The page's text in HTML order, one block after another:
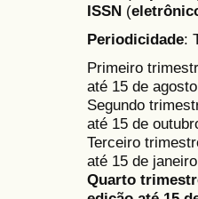
ISSN (
Periodicidade:
Primeiro
até 15 de
Segundo
até 15 de
Terceiro
até 15 de
Quarto